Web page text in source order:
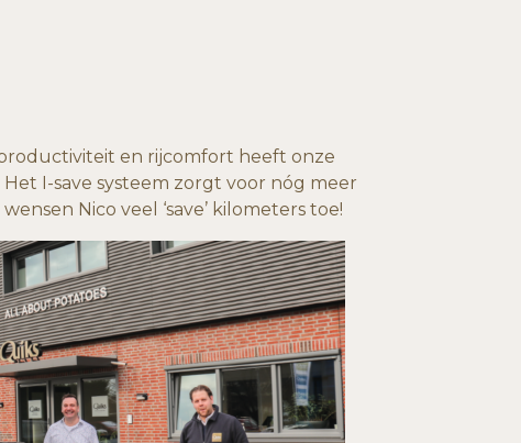
en rijcomfort heeft onze
I-save systeem zorgt voor nóg meer
Nico veel ‘save’ kilometers toe!